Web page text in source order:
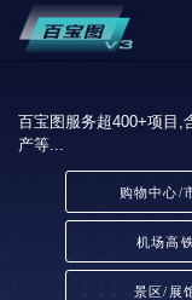
百宝图服务超400+项目,
产等...
购物中心/
机场高
景区/展